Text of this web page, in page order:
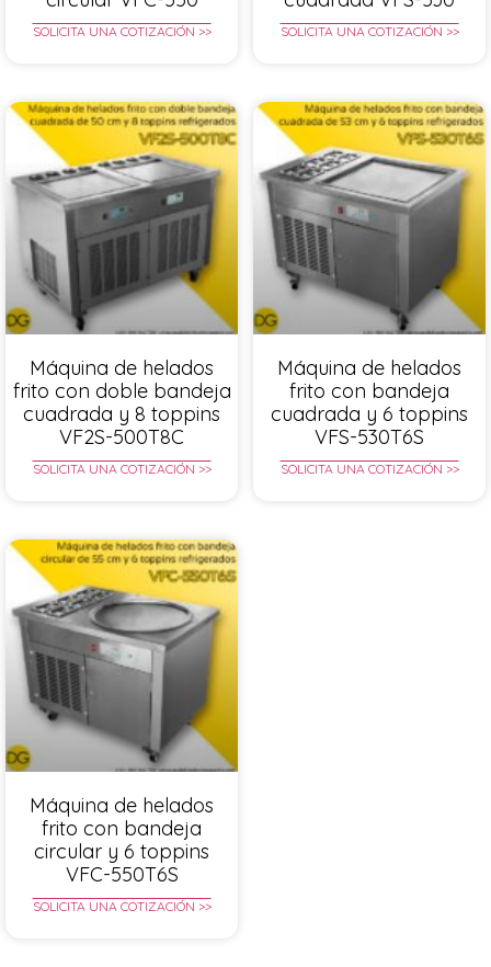
SOLICITA UNA COTIZACIÓN >> SOLICITA UNA COTIZACIÓN >>
Máquina de helados
frito con doble bandeja
cuadrada y 8 toppins
VF2S-500T8C
SOLICITA UNA COTIZACIÓN >>
Máquina de helados
frito con bandeja
cuadrada y 6 toppins
VFS-530T6S
SOLICITA UNA COTIZACIÓN >>
Máquina de helados
frito con bandeja
circular y 6 toppins
VFC-550T6S
SOLICITA UNA COTIZACIÓN >>